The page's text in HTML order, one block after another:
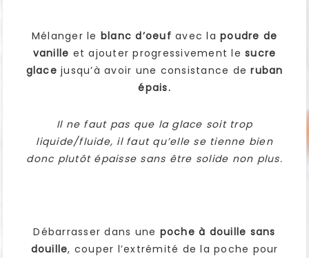
Mélanger le blanc d’oeuf avec la poudre de
vanille et ajouter progressivement le sucre
glace jusqu’à avoir une consistance deruban
épais.
Il ne faut pas que la glace soit trop
liquide/fluide, il faut qu’elle se tienne bien
donc plutôt épaisse sans être solide non plus.
Débarrasser dans une poche à douille sans
douille, couper l’extrémité de la poche pour